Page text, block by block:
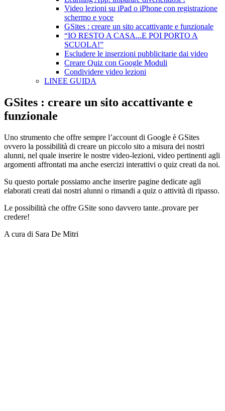
Video lezioni su iPad o iPhone con registrazione
schermo e voce
GSites : creare un sito accattivante e funzionale
“IO RESTO A CASA...E POI PORTO A
SCUOLA!”
Escludere le inserzioni pubblicitarie dai video
Creare Quiz con Google Moduli
Condividere video lezioni
LINEE GUIDA
GSites : creare un sito accattivante e
funzionale
Uno strumento che offre sempre l’account di Google è GSites
ovvero la possibilità di creare un piccolo sito a misura dei nostri
alunni, nel quale inserire le nostre video-lezioni, video pertinenti agli
argomenti affrontati ma anche esercizi interattivi o quiz creati da noi.
Su questo portale possiamo anche inserire pagine dedicate agli
elaborati creati dai nostri alunni o rimandi a quiz o attività di ripasso.
Le possibilità che offre GSite sono davvero tante..provare per
credere!
A cura di Sara De Mitri